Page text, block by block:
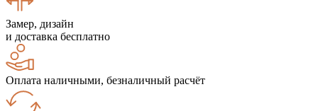
Замер, дизайн
и доставка бесплатно
Оплата наличными, безналичный расчёт